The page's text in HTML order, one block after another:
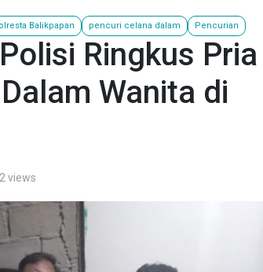
Balikpapan pencuri celana dalam Pencurian
Ringkus Pria
Wanita di
views